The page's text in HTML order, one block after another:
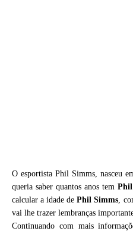
O esportista Phil Simms, nasceu
queria saber quantos anos tem Phil
calcular a idade dePhil Simms,
vai lhe trazer lembranças
Continuando com mais